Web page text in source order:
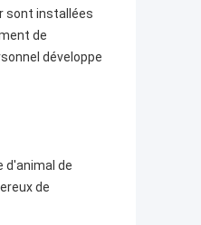
sont installées
de
développe
d'animal de
de